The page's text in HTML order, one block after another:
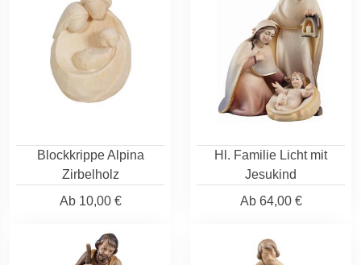
Blockkrippe Alpina
Zirbelholz
Ab10,00 €
Hl. Familie Licht mit
Jesukind
Ab64,00 €